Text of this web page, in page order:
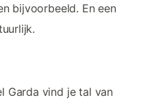
bijvoorbeeld. En een
Garda vind je tal van